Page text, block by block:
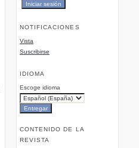
NOTIFICACIONES
Vista
Suscribirse
IDIOMA
Escoge idioma
CONTENIDO DE LA
REVISTA